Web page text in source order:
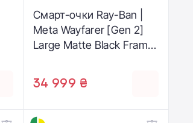
Смарт-очки Ray-Ban |
Meta Wayfarer [Gen 2]
Large Matte Black Frame
53-22)
34 999 ₴